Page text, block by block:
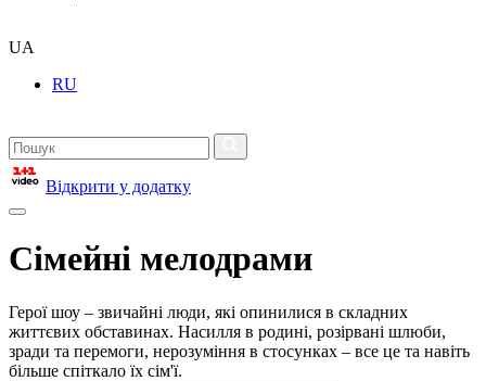
UA
RU
Відкрити у додатку
Сімейні мелодрами
Герої шоу – звичайні люди, які опинилися в складних
життєвих обставинах. Насилля в родині, розірвані шлюби,
зради та перемоги, нерозуміння в стосунках – все це та навіть
більше спіткало їх сім'ї.